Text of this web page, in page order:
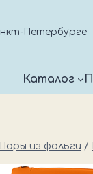
Петербурге
Каталог
Шары из фольги /